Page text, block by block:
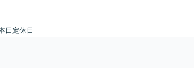
日定休日